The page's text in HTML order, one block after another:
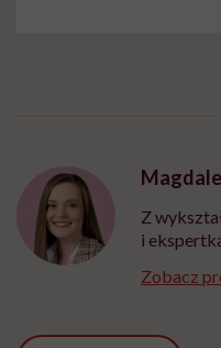
Z
i
Zobacz